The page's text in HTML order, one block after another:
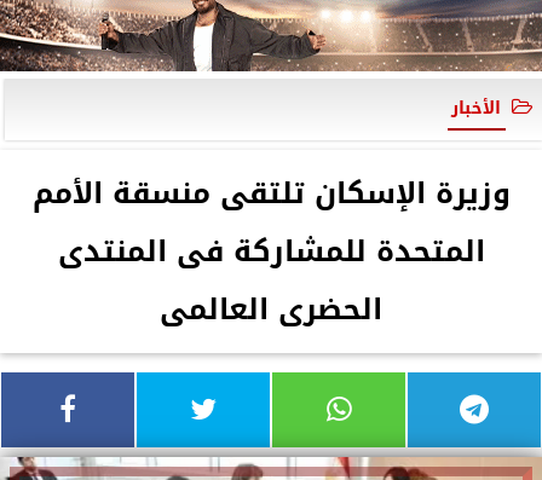
الأخبار
وزيرة الإسكان تلتقى منسقة الأمم
المتحدة للمشاركة فى المنتدى
الحضرى العالمى